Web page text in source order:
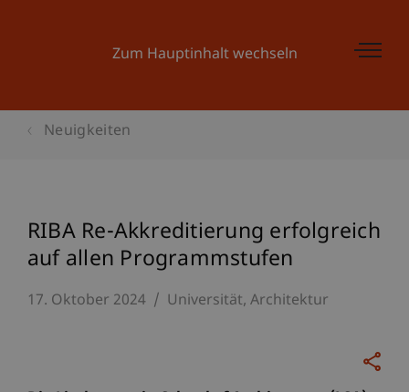
Zum Hauptinhalt wechseln
Neuigkeiten
RIBA Re-Akkreditierung erfolgreich
auf allen Programmstufen
17. Oktober 2024 Universität Architektur